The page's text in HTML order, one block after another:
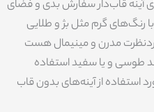
آینه قاب‌دار سفارش بدی و فضای
گرم مثل بژ و طلایی
مدرن و مینیمال هست
طوسی و یا سفید استفاده
استفاده از آینه‌های بدون قاب